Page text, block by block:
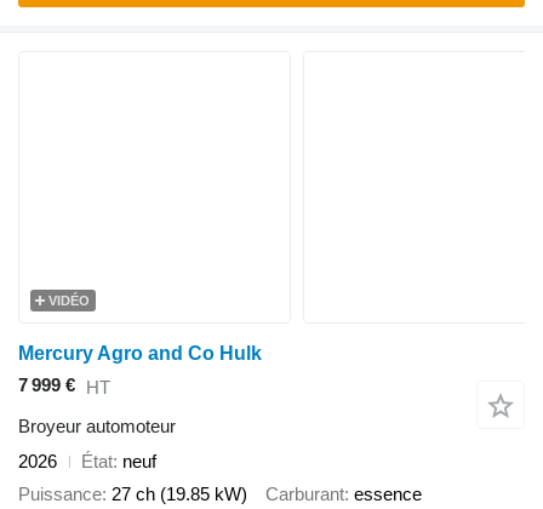
VIDÉO
Mercury Agro and Co Hulk
7 999 € HT
Broyeur automoteur
2026
État neuf
Puissance 27 ch (19.85 kW) Carburant essence